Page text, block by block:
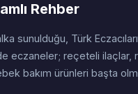
Rehber
sunulduğu, Türk
eczaneler; reçeteli
bakım ürünleri başta